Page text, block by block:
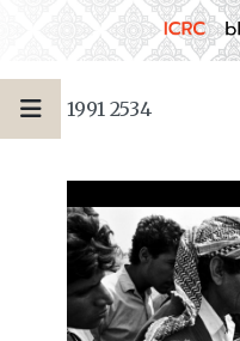
1991 2534